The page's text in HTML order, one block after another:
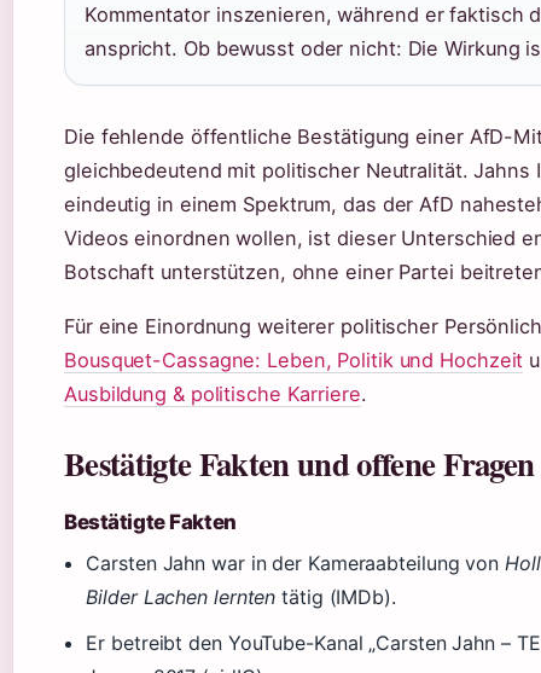
Kommentator inszenieren, während er faktisch
anspricht. Ob bewusst oder nicht: Die Wirkung
Die fehlende öffentliche Bestätigung einer AfD-
gleichbedeutend mit politischer Neutralität. Jahns
eindeutig in einem Spektrum, das der AfD
Videos einordnen wollen, ist dieser Unterschied
Botschaft unterstützen, ohne einer Partei
Für eine Einordnung weiterer politischer
Bousquet-Cassagne: Leben, Politik und Hochzeit
Ausbildung & politische Karriere.
Bestätigte Fakten und offene Fragen
Bestätigte Fakten
Carsten Jahn war in der Kameraabteilung von
Bilder Lachen lernten tätig (IMDb).
Er betreibt den YouTube-Kanal „Carsten Jahn –